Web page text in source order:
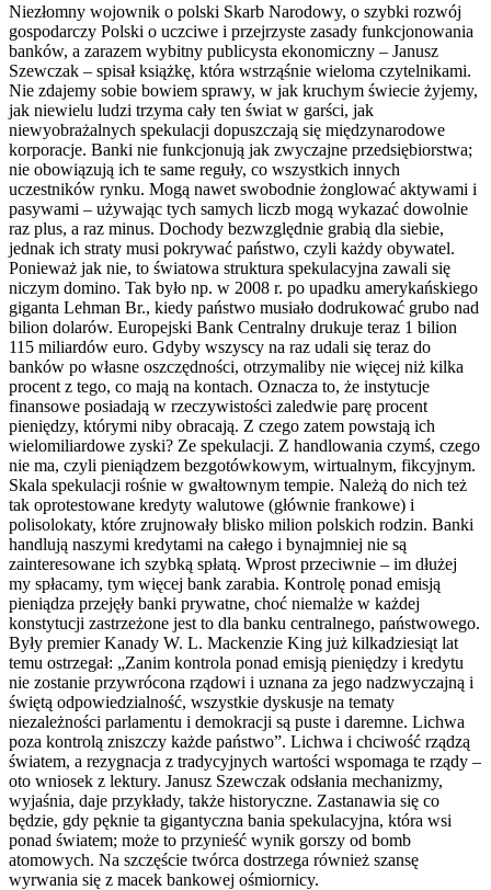
Niezłomny wojownik o polski Skarb Narodowy, o szybki rozwój
gospodarczy Polski o uczciwe i przejrzyste zasady funkcjonowania
banków, a zarazem wybitny publicysta ekonomiczny – Janusz
Szewczak – spisał książkę, która wstrząśnie wieloma czytelnikami.
Nie zdajemy sobie bowiem sprawy, w jak kruchym świecie żyjemy,
jak niewielu ludzi trzyma cały ten świat w garści, jak
niewyobrażalnych spekulacji dopuszczają się międzynarodowe
korporacje. Banki nie funkcjonują jak zwyczajne przedsiębiorstwa;
nie obowiązują ich te same reguły, co wszystkich innych
uczestników rynku. Mogą nawet swobodnie żonglować aktywami i
pasywami – używając tych samych liczb mogą wykazać dowolnie
raz plus, a raz minus. Dochody bezwzględnie grabią dla siebie,
jednak ich straty musi pokrywać państwo, czyli każdy obywatel.
Ponieważ jak nie, to światowa struktura spekulacyjna zawali się
niczym domino. Tak było np. w 2008 r. po upadku amerykańskiego
giganta Lehman Br., kiedy państwo musiało dodrukować grubo nad
bilion dolarów. Europejski Bank Centralny drukuje teraz 1 bilion
115 miliardów euro. Gdyby wszyscy na raz udali się teraz do
banków po własne oszczędności, otrzymaliby nie więcej niż kilka
procent z tego, co mają na kontach. Oznacza to, że instytucje
finansowe posiadają w rzeczywistości zaledwie parę procent
pieniędzy, którymi niby obracają. Z czego zatem powstają ich
wielomiliardowe zyski? Ze spekulacji. Z handlowania czymś, czego
nie ma, czyli pieniądzem bezgotówkowym, wirtualnym, fikcyjnym.
Skala spekulacji rośnie w gwałtownym tempie. Należą do nich też
tak oprotestowane kredyty walutowe (głównie frankowe) i
polisolokaty, które zrujnowały blisko milion polskich rodzin. Banki
handlują naszymi kredytami na całego i bynajmniej nie są
zainteresowane ich szybką spłatą. Wprost przeciwnie – im dłużej
my spłacamy, tym więcej bank zarabia. Kontrolę ponad emisją
pieniądza przejęły banki prywatne, choć niemalże w każdej
konstytucji zastrzeżone jest to dla banku centralnego, państwowego.
Były premier Kanady W. L. Mackenzie King już kilkadziesiąt lat
temu ostrzegał: „Zanim kontrola ponad emisją pieniędzy i kredytu
nie zostanie przywrócona rządowi i uznana za jego nadzwyczajną i
świętą odpowiedzialność, wszystkie dyskusje na tematy
niezależności parlamentu i demokracji są puste i daremne. Lichwa
poza kontrolą zniszczy każde państwo”. Lichwa i chciwość rządzą
światem, a rezygnacja z tradycyjnych wartości wspomaga te rządy –
oto wniosek z lektury. Janusz Szewczak odsłania mechanizmy,
wyjaśnia, daje przykłady, także historyczne. Zastanawia się co
będzie, gdy pęknie ta gigantyczna bania spekulacyjna, która wsi
ponad światem; może to przynieść wynik gorszy od bomb
atomowych. Na szczęście twórca dostrzega również szansę
wyrwania się z macek bankowej ośmiornicy.